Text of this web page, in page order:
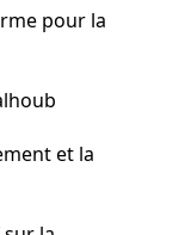
pour la
et la